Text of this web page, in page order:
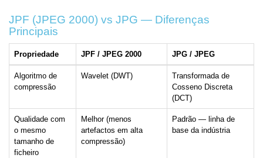
JPF (JPEG 2000) vs JPG — Diferenças
Principais
Propriedade JPF / JPEG 2000 JPG / JPEG
Algoritmo de
compressão
Wavelet (DWT)
Transformada de
Cosseno Discreta
(DCT)
Qualidade com
o mesmo
tamanho de
ficheiro
Melhor (menos
artefactos em alta
compressão)
Padrão — linha de
base da indústria